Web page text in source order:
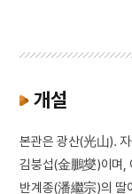
개설
본관은 광산(光山).
김붕섭(金鵬燮)이며,
반계종(潘繼宗)의 딸